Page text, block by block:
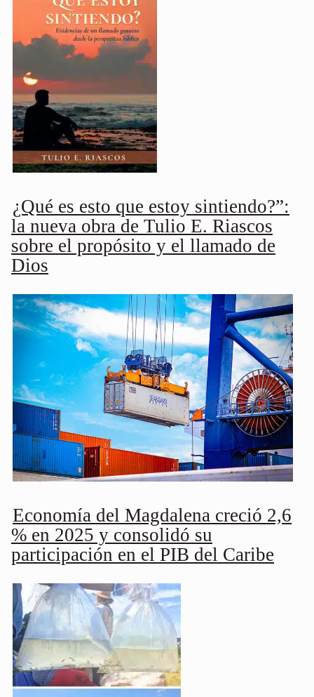
¿Qué es esto que estoy sintiendo?”:
la nueva obra de Tulio E. Riascos
sobre el propósito y el llamado de
Dios
Economía del Magdalena creció 2,6
% en 2025 y consolidó su
participación en el PIB del Caribe